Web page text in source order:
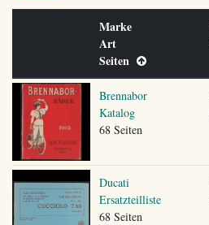
Marke
Art
Seiten
Brennabor
Katalog
68 Seiten
Ducati
Ersatzteilliste
68 Seiten